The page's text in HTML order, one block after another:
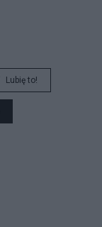
Lubię to!